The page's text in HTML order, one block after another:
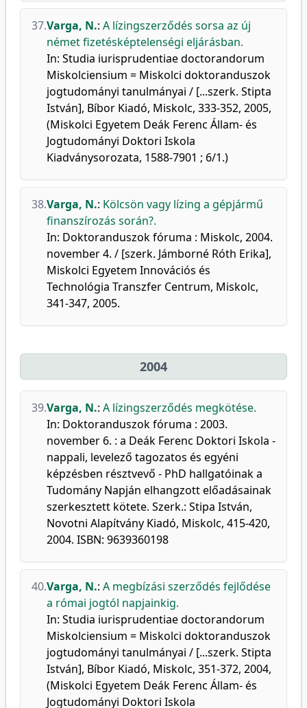
37.Varga, N.: A lízingszerződés sorsa az új
német fizetésképtelenségi eljárásban.
In: Studia iurisprudentiae doctorandorum
Miskolciensium = Miskolci doktoranduszok
jogtudományi tanulmányai / [...szerk. Stipta
István], Bíbor Kiadó, Miskolc, 333-352, 2005,
(Miskolci Egyetem Deák Ferenc Állam- és
Jogtudományi Doktori Iskola
Kiadványsorozata, 1588-7901 ; 6/1.)
38.Varga, N.: Kölcsön vagy lízing a gépjármű
finanszírozás során?.
In: Doktoranduszok fóruma : Miskolc, 2004.
november 4. / [szerk. Jámborné Róth Erika],
Miskolci Egyetem Innovációs és
Technológia Transzfer Centrum, Miskolc,
341-347, 2005.
2004
39.Varga, N.: A lízingszerződés megkötése.
In: Doktoranduszok fóruma : 2003.
november 6. : a Deák Ferenc Doktori Iskola -
nappali, levelező tagozatos és egyéni
képzésben résztvevő - PhD hallgatóinak a
Tudomány Napján elhangzott előadásainak
szerkesztett kötete. Szerk.: Stipa István,
Novotni Alapítvány Kiadó, Miskolc, 415-420,
2004. ISBN: 9639360198
40.Varga, N.: A megbízási szerződés fejlődése
a római jogtól napjainkig.
In: Studia iurisprudentiae doctorandorum
Miskolciensium = Miskolci doktoranduszok
jogtudományi tanulmányai / [...szerk. Stipta
István], Bíbor Kiadó, Miskolc, 351-372, 2004,
(Miskolci Egyetem Deák Ferenc Állam- és
Jogtudományi Doktori Iskola